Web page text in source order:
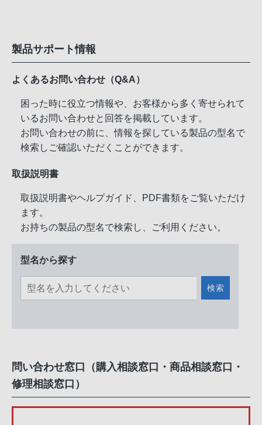
製品サポート情報
よくあるお問い合わせ（Q&A）
困った時に役立つ情報や、お客様から多く寄せられて
いるお問い合わせと回答を掲載しています。
お問い合わせの前に、情報を探している製品の型名で
検索しご確認いただくことができます。
取扱説明書
取扱説明書やヘルプガイド、PDF書類をご覧いただけ
ます。
お持ちの製品の型名で検索し、ご利用ください。
型名から探す
検索
問い合わせ窓口（購入相談窓口・商品相談窓口・
修理相談窓口）